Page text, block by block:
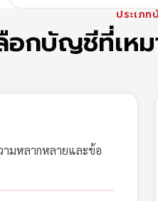
ประเภ
อกบัญชีที่เห
มหลากหลายและข้อ